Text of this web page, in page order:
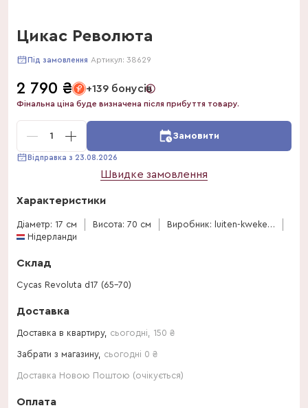
Цикас Революта
Під замовлення Артикул: 38629
2 790 ₴ +139 бонусів
Фінальна ціна буде визначена після прибуття товару.
1 Замовити
Відправка з 23.08.2026
Швидке замовлення
Характеристики
Діаметр: 17 см Висота: 70 см
Виробник: luiten-kwekerij-bv
Нідерланди
Склад
Cycas Revoluta d17 (65-70)
Доставка
Доставка в квартиру, сьогодні 150 ₴
Забрати з магазину, сьогодні 0 ₴
Доставка Новою Поштою (очікується)
Оплата